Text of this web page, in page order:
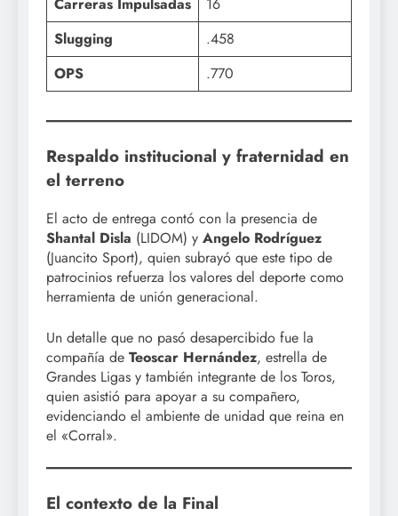
Slugging
.458
OPS
.770
Respaldo institucional y fraternidad en
el terreno
El acto de entrega contó con la presencia de
Shantal Disla (LIDOM) y Angelo Rodríguez
(Juancito Sport), quien subrayó que este tipo de
patrocinios refuerza los valores del deporte como
herramienta de unión generacional.
Un detalle que no pasó desapercibido fue la
compañía de Teoscar Hernández, estrella de
Grandes Ligas y también integrante de los Toros,
quien asistió para apoyar a su compañero,
evidenciando el ambiente de unidad que reina en
el «Corral».
El contexto de la Final